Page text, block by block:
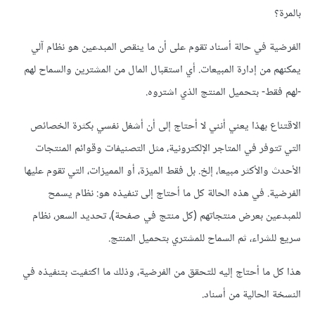
بالمرة؟
الفرضية في حالة أسناد تقوم على أن ما ينقص المبدعين هو نظام آلي
يمكنهم من إدارة المبيعات. أي استقبال المال من المشترين والسماح لهم
-لهم فقط- بتحميل المنتج الذي اشتروه.
الاقتناع بهذا يعني أنني لا أحتاج إلى أن أشغل نفسي بكثرة الخصائص
التي تتوفر في المتاجر الإلكترونية، مثل التصنيفات وقوائم المنتجات
الأحدث والأكثر مبيعا، إلخ. بل فقط الميزة، أو المميزات، التي تقوم عليها
الفرضية. في هذه الحالة كل ما أحتاج إلى تنفيذه هو: نظام يسمح
للمبدعين بعرض منتجاتهم (كل منتج في صفحة)، تحديد السعر، نظام
سريع للشراء، ثم السماح للمشتري بتحميل المنتج.
هذا كل ما أحتاج إليه للتحقق من الفرضية، وذلك ما اكتفيت بتنفيذه في
النسخة الحالية من أسناد.